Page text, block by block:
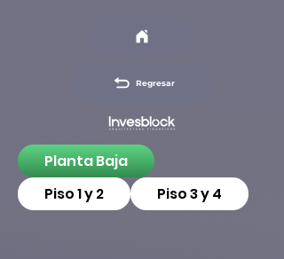
Regresar
Planta Baja
Piso 1 y 2
Piso 3 y 4